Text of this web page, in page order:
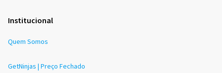
Institucional
Quem Somos
GetNinjas | Preço Fechado